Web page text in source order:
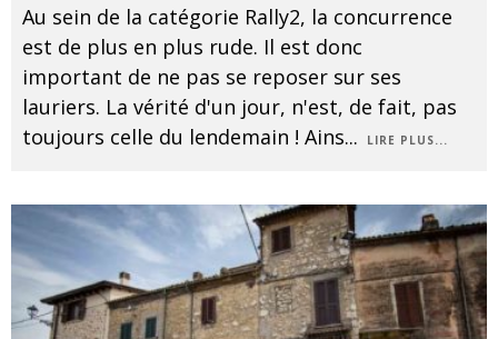
Au sein de la catégorie Rally2, la concurrence
est de plus en plus rude. Il est donc
important de ne pas se reposer sur ses
lauriers. La vérité d'un jour, n'est, de fait, pas
toujours celle du lendemain ! Ains... LIRE PLUS...